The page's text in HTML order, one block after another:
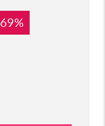
69%